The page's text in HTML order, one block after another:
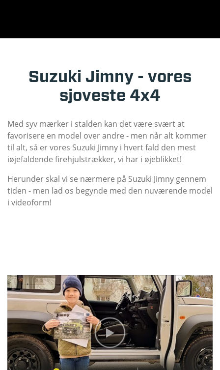
Suzuki Jimny - vores
sjoveste 4x4
Med syv mærker i stalden kan det være svært at
favorisere en model over andre - men når alt kommer
til alt, så er vores Suzuki Jimny i hvert fald den mest
iøjefaldende firehjulstrækker, vi har i øjeblikket!
Herunder skal vi se nærmere på Suzuki Jimny gennem
tiden - men lad os begynde med den nuværende model
i videoform!